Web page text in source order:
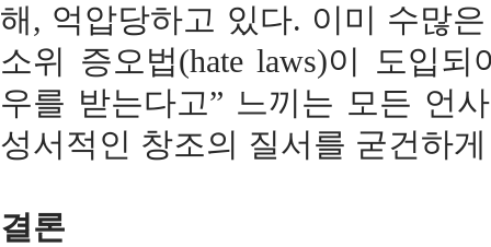
해, 억압당하고 있다. 이미 수많
소위 증오법(hate laws)이 도입
우를 받는다고” 느끼는 모든 언
성서적인 창조의 질서를 굳건하
결론